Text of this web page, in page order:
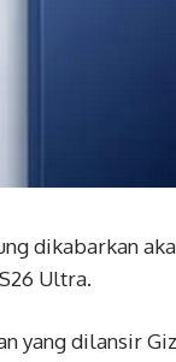
dikabarkan
Ultra.
yang dilansir